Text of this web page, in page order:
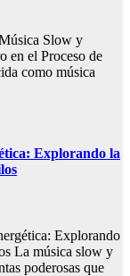
Slow y
en el Proceso de
como música
Explorando la
Explorando
La música slow y
poderosas que